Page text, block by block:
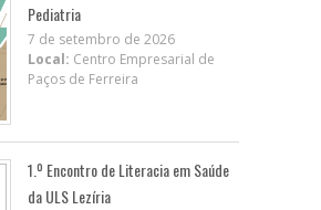
Pediatria
7 de setembro de 2026
Local: Centro Empresarial de
Paços de Ferreira
1.º Encontro de Literacia em Saúde
da ULS Lezíria